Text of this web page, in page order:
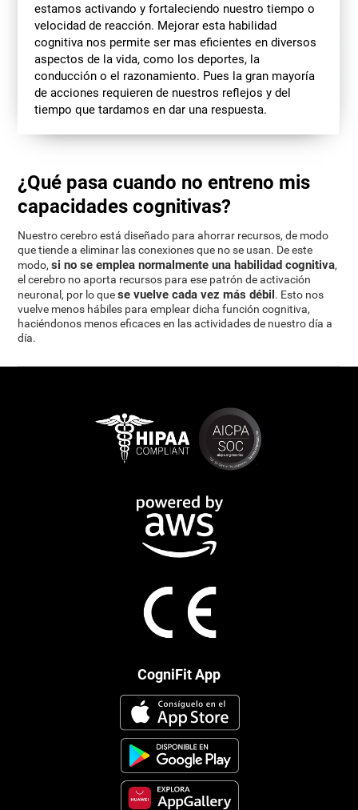
estamos activando y fortaleciendo nuestro tiempo o
velocidad de reacción. Mejorar esta habilidad
cognitiva nos permite ser mas eficientes en diversos
aspectos de la vida, como los deportes, la
conducción o el razonamiento. Pues la gran mayoría
de acciones requieren de nuestros reflejos y del
tiempo que tardamos en dar una respuesta.
¿Qué pasa cuando no entreno mis
capacidades cognitivas?
Nuestro cerebro está diseñado para ahorrar recursos, de modo
que tiende a eliminar las conexiones que no se usan. De este
modo,si no se emplea normalmente una habilidad cognitiva,
el cerebro no aporta recursos para ese patrón de activación
neuronal, por lo quese vuelve cada vez más débil. Esto nos
vuelve menos hábiles para emplear dicha función cognitiva,
haciéndonos menos eficaces en las actividades de nuestro día a
día.
CogniFit App